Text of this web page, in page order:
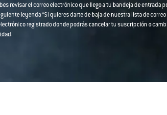
revisar el correo electrónico que llego a tu bandeja de entrada
leyenda “Si quieres darte de baja de nuestra lista de
registrado donde podrás cancelar tu suscripción o
.